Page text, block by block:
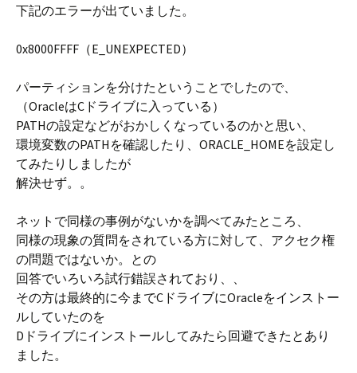
下記のエラーが出ていました。
0x8000FFFF（E_UNEXPECTED）
パーティションを分けたということでしたので、
（OracleはCドライブに入っている）
PATHの設定などがおかしくなっているのかと思い、
環境変数のPATHを確認したり、ORACLE_HOMEを設定し
てみたりしましたが
解決せず。。
ネットで同様の事例がないかを調べてみたところ、
同様の現象の質問をされている方に対して、アクセク権
の問題ではないか。との
回答でいろいろ試行錯誤されており、、
その方は最終的に今までCドライブにOracleをインストー
ルしていたのを
Dドライブにインストールしてみたら回避できたとあり
ました。